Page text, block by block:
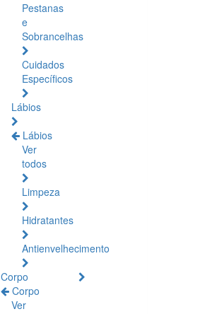
Pestanas
e
Sobrancelhas
Cuidados
Específicos
Lábios
Lábios
Ver
todos
Limpeza
Hidratantes
Antienvelhecimento
Corpo
Corpo
Ver